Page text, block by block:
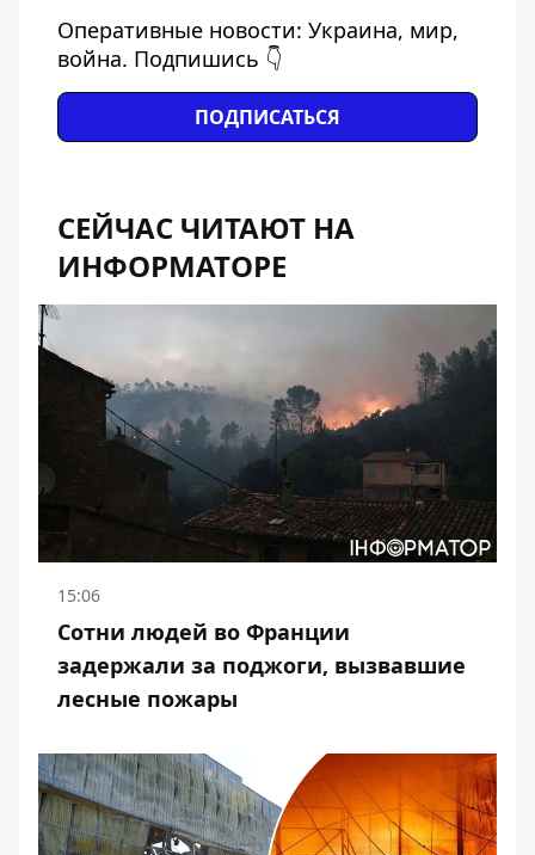
Оперативные новости: Украина, мир,
война. Подпишись 👇
ПОДПИСАТЬСЯ
СЕЙЧАС ЧИТАЮТ НА
ИНФОРМАТОРЕ
15:06
Сотни людей во Франции
задержали за поджоги, вызвавшие
лесные пожары